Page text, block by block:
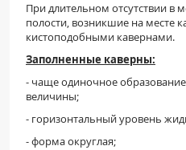
При длительном отсутствии в
полости, возникшие на месте
кистоподобными кавернами.
Заполненные каверны:
- чаще одиночное
величины;
- горизонтальный уровень
- форма округлая;